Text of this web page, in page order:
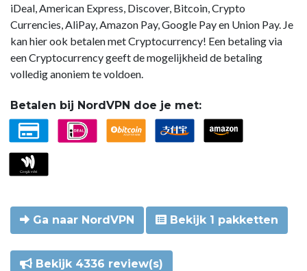
iDeal, American Express, Discover, Bitcoin, Crypto
Currencies, AliPay, Amazon Pay, Google Pay en Union Pay. Je
kan hier ook betalen met Cryptocurrency! Een betaling via
een Cryptocurrency geeft de mogelijkheid de betaling
volledig anoniem te voldoen.
Betalen bij NordVPN doe je met:
Ga naar NordVPN Bekijk 1 pakketten
Bekijk 4336 review(s)